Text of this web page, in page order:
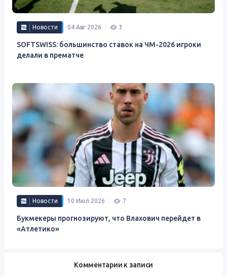
Новости 04 Авг 2026 3
SOFTSWISS: большинство ставок на ЧМ-2026 игроки
делали в прематче
Новости 10 Июл 2026 7
Букмекеры прогнозируют, что Влахович перейдет в
«Атлетико»
Комментарии к записи